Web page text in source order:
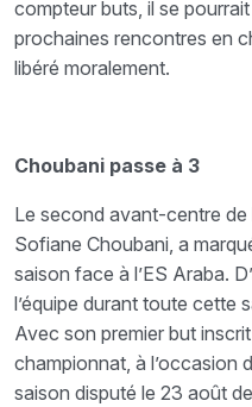
compteur buts, il se
prochaines rencontres en
libéré moralement.
Choubani passe à 3
Le second avant-centre de
Sofiane Choubani, a
saison face à l’ES Araba.
l’équipe durant toute cette
Avec son premier but
championnat, à l’occasion
saison disputé le 23 août